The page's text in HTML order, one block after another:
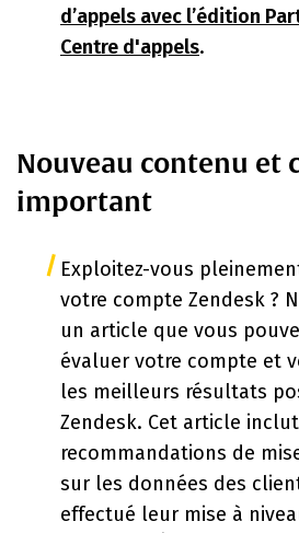
d’appels avec l’édition
Centre d'appels.
Nouveau contenu et
important
Exploitez-vous
votre compte Zendesk ?
un article que vous
évaluer votre compte et
les meilleurs résultats
Zendesk. Cet article
recommandations de
sur les données des
effectué leur mise à